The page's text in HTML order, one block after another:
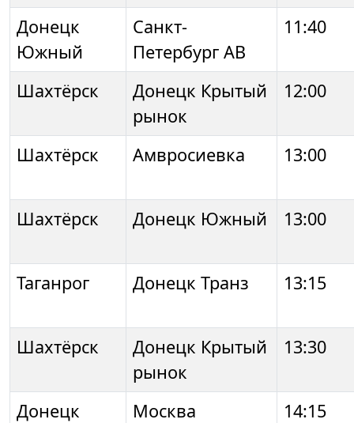
Донецк
Южный
Санкт-
Петербург АВ
11:40
Шахтёрск
Донецк Крытый
рынок
12:00
Шахтёрск Амвросиевка 13:00
Шахтёрск Донецк Южный 13:00
Таганрог Донецк Транз 13:15
Шахтёрск
Донецк Крытый
рынок
13:30
Донецк
Москва
14:15